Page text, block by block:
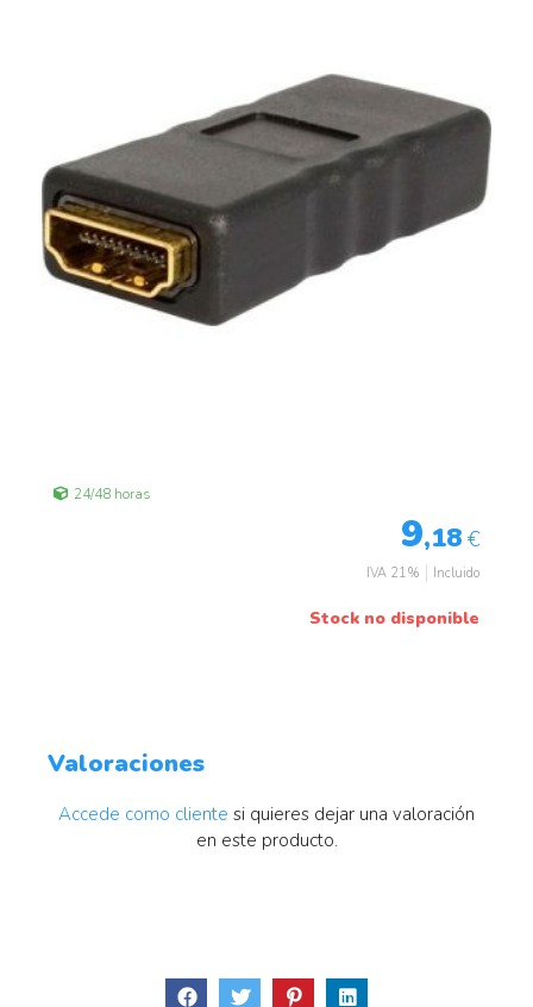
24/48 horas
9,18 €
IVA 21% Incluido
Stock no disponible
Valoraciones
Accede como cliente si quieres dejar una valoración
en este producto.